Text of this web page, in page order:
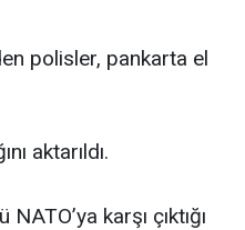
polisler, pankarta el
aktarıldı.
karşı çıktığı